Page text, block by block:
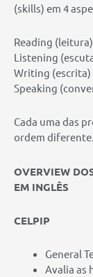
(skills) em 4
Reading (leitura)
Listening
Writing (escrita)
Speaking
Cada uma das
ordem diferente.
OVERVIEW
EM INGLÊS
CELPIP
General
Avalia as